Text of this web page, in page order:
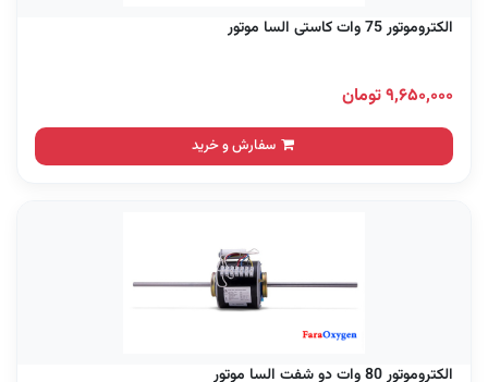
الکتروموتور 75 وات کاستی السا موتور
۹,۶۵۰,۰۰۰ تومان
سفارش و خرید
الکتروموتور 80 وات دو شفت السا موتور